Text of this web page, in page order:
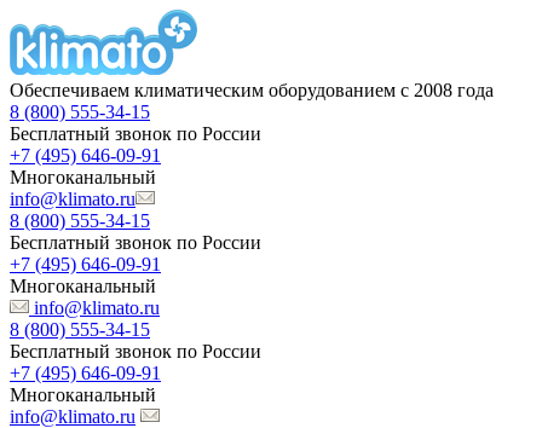
Обеспечиваем климатическим оборудованием с 2008 года
8 (800) 555-34-15
Бесплатный звонок по России
+7 (495) 646-09-91
Многоканальный
info@klimato.ru
8 (800) 555-34-15
Бесплатный звонок по России
+7 (495) 646-09-91
Многоканальный
info@klimato.ru
8 (800) 555-34-15
Бесплатный звонок по России
+7 (495) 646-09-91
Многоканальный
info@klimato.ru